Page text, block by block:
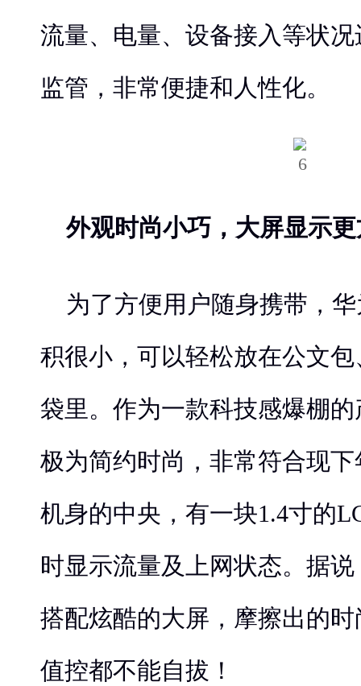
流量、电量、设备接入等状
监管，非常便捷和人性化。
外观时尚小巧，大屏显示
为了方便用户随身携带，
积很小，可以轻松放在公文
袋里。作为一款科技感爆棚
极为简约时尚，非常符合现
机身的中央，有一块1.4寸的
时显示流量及上网状态。据
搭配炫酷的大屏，摩擦出的时
值控都不能自拔！